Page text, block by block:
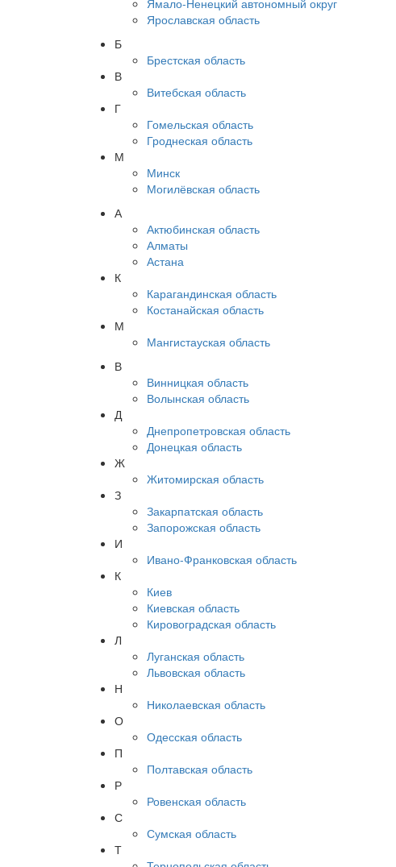
Ямало-Ненецкий автономный округ
Ярославская область
Б
Брестская область
В
Витебская область
Г
Гомельская область
Гроднеская область
М
Минск
Могилёвская область
А
Актюбинская область
Алматы
Астана
К
Карагандинская область
Костанайская область
М
Мангистауская область
В
Винницкая область
Волынская область
Д
Днепропетровская область
Донецкая область
Ж
Житомирская область
З
Закарпатская область
Запорожская область
И
Ивано-Франковская область
К
Киев
Киевская область
Кировоградская область
Л
Луганская область
Львовская область
Н
Николаевская область
О
Одесская область
П
Полтавская область
Р
Ровенская область
С
Сумская область
Т